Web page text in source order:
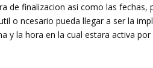
de finalizacion asi como las fechas,
o ncesario pueda llegar a ser la
y la hora en la cual estara activa